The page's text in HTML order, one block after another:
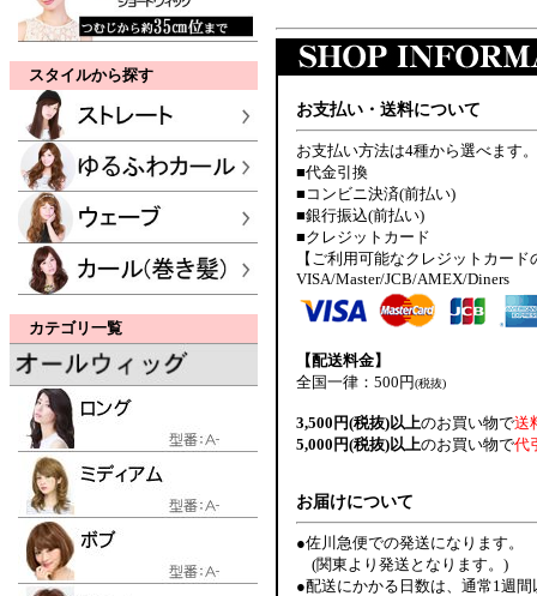
スタイルから探す
カテゴリ一覧
お支払い・送料について
お支払い方法は4種から選べます。
■代金引換
■コンビニ決済(前払い)
■銀行振込(前払い)
■クレジットカード
【ご利用可能なクレジットカード
VISA/Master/JCB/AMEX/Diners
【配送料金】
全国一律：500円(税抜)
3,500円(税抜)以上のお買い物で送
5,000円(税抜)以上のお買い物で代
お届けについて
●佐川急便での発送になります。
(関東より発送となります。)
●配送にかかる日数は、通常1週